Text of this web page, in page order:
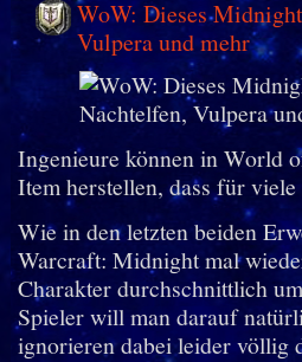
WoW: Dieses
Vulpera und mehr
Ingenieure können in World
Item herstellen, dass für
Wie in den letzten beiden
Warcraft: Midnight mal
Charakter durchschnittlich
Spieler will man darauf
ignorieren dabei leider völlig